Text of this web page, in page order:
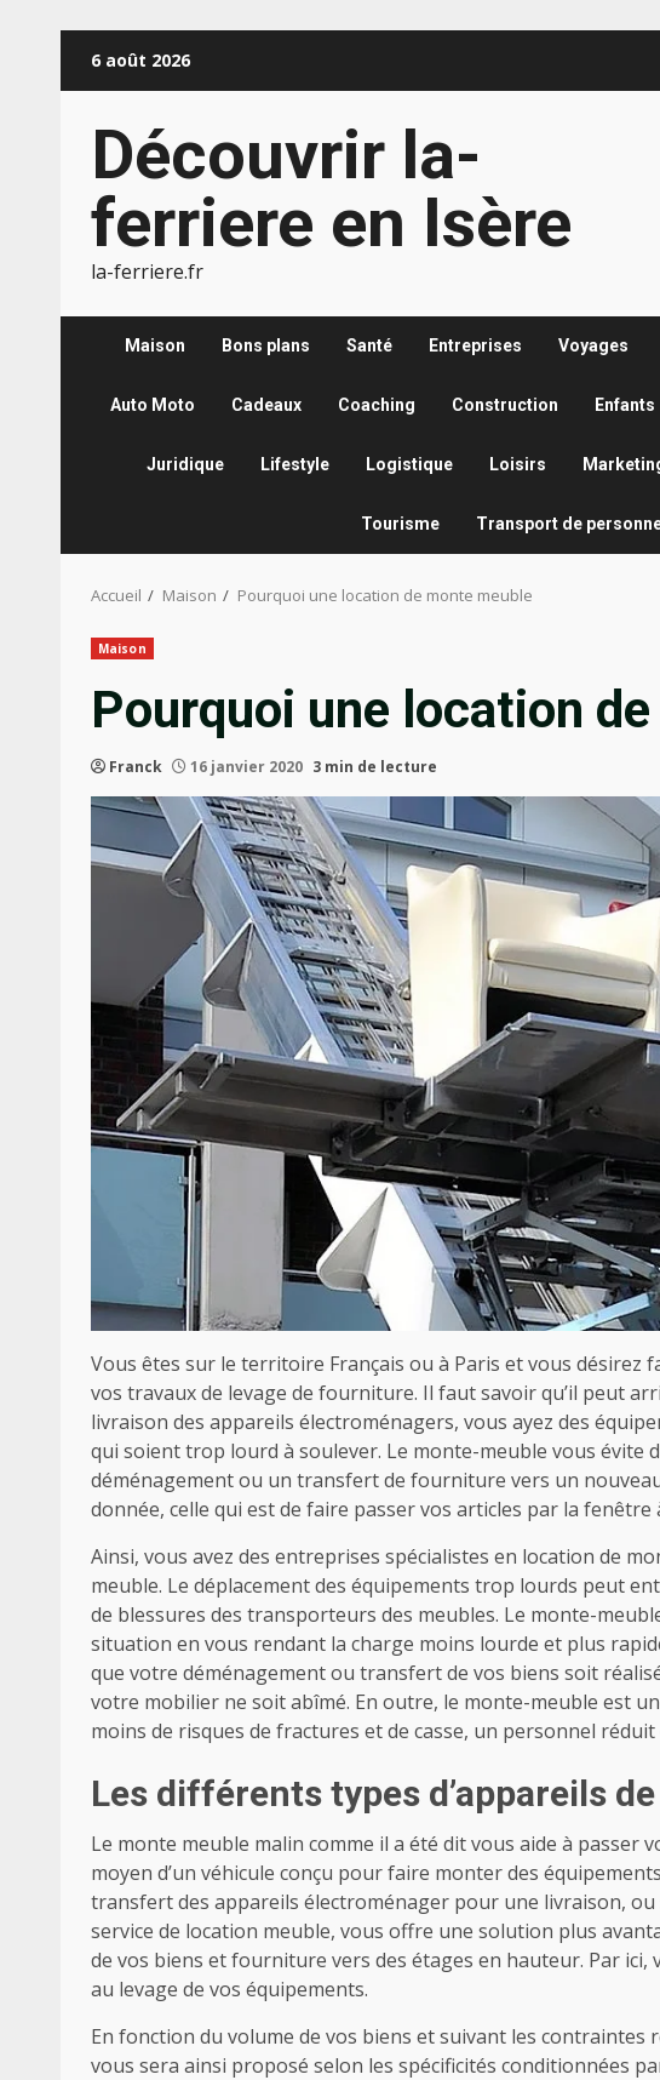
6 août 2026
Découvrir la-
ferriere en Isère
la-ferriere.fr
Maison Bons plans Santé Entreprises Voyages
Auto Moto Cadeaux Coaching Construction Enfants
Juridique Lifestyle Logistique Loisirs
Tourisme Transport de
Accueil Maison Pourquoi une location de monte meuble
Maison
Pourquoi une location
Franck 16 janvier 2020 3 min de lecture
Vous êtes sur le territoire Français ou à Paris et vous
vos travaux de levage de fourniture. Il faut savoir qu’il peut
livraison des appareils électroménagers, vous ayez des
qui soient trop lourd à soulever. Le monte-meuble vous évite
déménagement ou un transfert de fourniture vers un
donnée, celle qui est de faire passer vos articles par la fenêtre
Ainsi, vous avez des entreprises spécialistes en location de
meuble. Le déplacement des équipements trop lourds peut
de blessures des transporteurs des meubles. Le monte-
situation en vous rendant la charge moins lourde et plus
que votre déménagement ou transfert de vos biens soit
votre mobilier ne soit abîmé. En outre, le monte-meuble est
moins de risques de fractures et de casse, un personnel
Les différents types d’appareils
Le monte meuble malin comme il a été dit vous aide à passer
moyen d’un véhicule conçu pour faire monter des
transfert des appareils électroménager pour une livraison,
service de location meuble, vous offre une solution plus
de vos biens et fourniture vers des étages en hauteur. Par ici,
au levage de vos équipements.
En fonction du volume de vos biens et suivant les contraintes
vous sera ainsi proposé selon les spécificités conditionnées